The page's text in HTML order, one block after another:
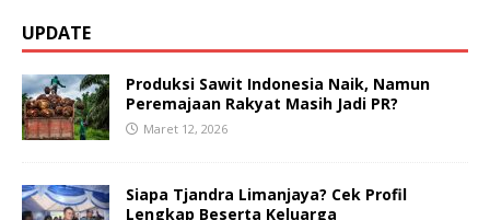
UPDATE
Produksi Sawit Indonesia Naik, Namun
Peremajaan Rakyat Masih Jadi PR?
Maret 12, 2026
Siapa Tjandra Limanjaya? Cek Profil
Lengkap Beserta Keluarga